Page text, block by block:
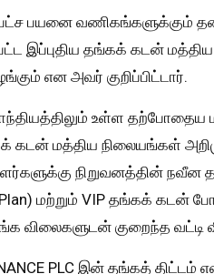
பயனை வணிகங்களுக்கும்
இப்புதிய தங்கக் கடன்
என அவர் குறிப்பிட்டார்.
உள்ள தற்போதைய
கடன் மத்திய நிலையங்கள்
நிறுவனத்தின்
Plan) மற்றும் VIP தங்கக்
விலைகளுடன் குறைந்த வட்டி
PLC இன் தங்கத் திட்டம்